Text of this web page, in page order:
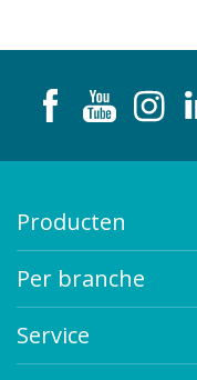
Producten
Per branche
Service